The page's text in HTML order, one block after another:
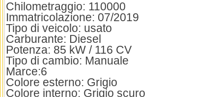
Chilometraggio: 110000
Immatricolazione: 07/2019
Tipo di veicolo: usato
Carburante: Diesel
Potenza: 85 kW / 116 CV
Tipo di cambio: Manuale
Marce:6
Colore esterno: Grigio
Colore interno: Grigio scuro